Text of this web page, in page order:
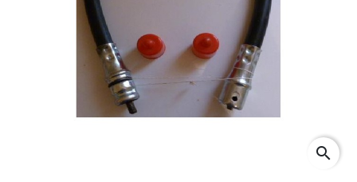
search